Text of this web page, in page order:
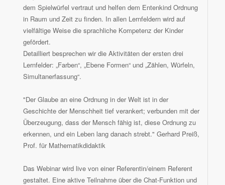
dem Spielwürfel vertraut und helfen dem Entenkind Ordnung
in Raum und Zeit zu finden. In allen Lernfeldern wird auf
vielfältige Weise die sprachliche Kompetenz der Kinder
gefördert.
Detailliert besprechen wir die Aktivitäten der ersten drei
Lernfelder: „Farben“, „Ebene Formen“ und „Zählen, Würfeln,
Simultanerfassung“.
"Der Glaube an eine Ordnung in der Welt ist in der
Geschichte der Menschheit tief verankert; verbunden mit der
Überzeugung, dass der Mensch fähig ist, diese Ordnung zu
erkennen, und ein Leben lang danach strebt." Gerhard Preiß,
Prof. für Mathematikdidaktik
Das Webinar wird live von einer Referentin/einem Referent
gestaltet. Eine aktive Teilnahme über die Chat-Funktion und